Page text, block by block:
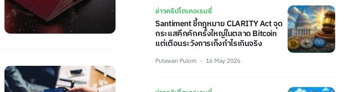
ข่าวคริปโตเคอเรนซี่
Santiment ชี้กฎหมาย CLARITY Act จุด
กระแสคึกคักครั้งใหญ่ในตลาด Bitcoin
แต่เตือนระวังการเก็งกำไรเกินจริง
Putawan Pulom 16 May 2026